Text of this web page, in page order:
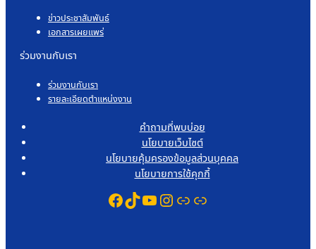
ข่าวประชาสัมพันธ์
เอกสารเผยแพร่
ร่วมงานกับเรา
ร่วมงานกับเรา
รายละเอียดตำแหน่งงาน
คำถามที่พบบ่อย
นโยบายเว็บไซต์
นโยบายคุ้มครองข้อมูลส่วนบุคคล
นโยบายการใช้คุกกี้
Facebook
TikTok
YouTube
Instagram
Link
Link